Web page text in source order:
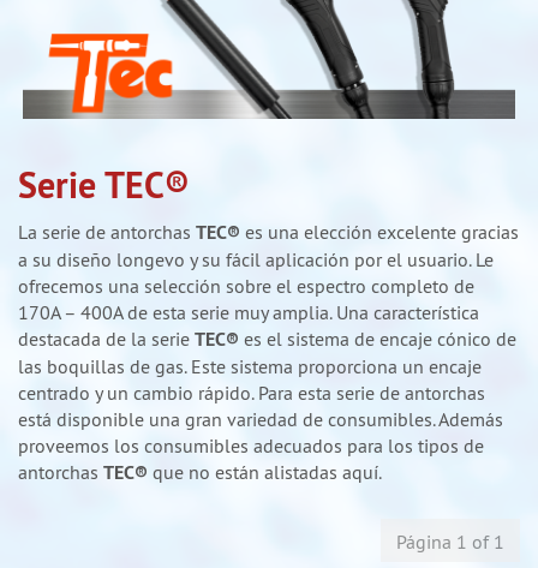
Serie TEC®
La serie de antorchas TEC® es una elección excelente gracias
a su diseño longevo y su fácil aplicación por el usuario. Le
ofrecemos una selección sobre el espectro completo de
170A – 400A de esta serie muy amplia. Una característica
destacada de la serie TEC® es el sistema de encaje cónico de
las boquillas de gas. Este sistema proporciona un encaje
centrado y un cambio rápido. Para esta serie de antorchas
está disponible una gran variedad de consumibles. Además
proveemos los consumibles adecuados para los tipos de
antorchas TEC® que no están alistadas aquí.
Página 1 of 1